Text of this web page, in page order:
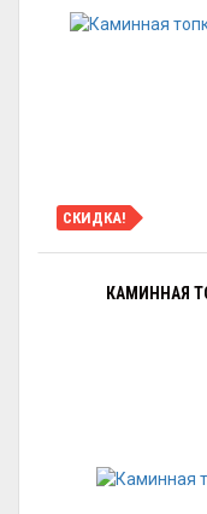
СКИДКА!
КАМИННАЯ